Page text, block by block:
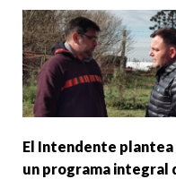
El Intendente plantea
un programa integral